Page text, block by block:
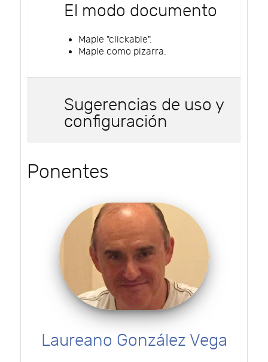
El modo documento
Maple "clickable".
Maple como pizarra.
Sugerencias de uso y
configuración
Ponentes
Laureano González Vega